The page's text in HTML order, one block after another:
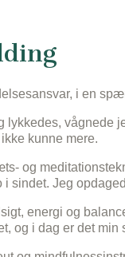
i en
vågnede
kunne mere.
og
Jeg
energi og
og i dag er det min